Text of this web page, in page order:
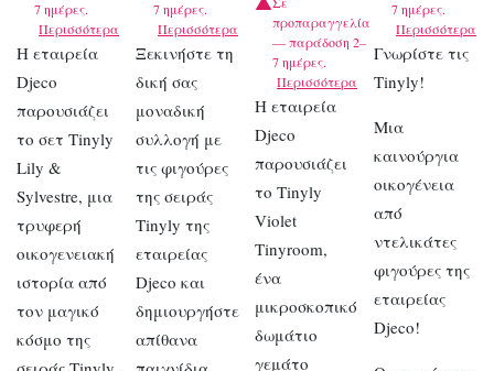
7 ημέρες.
Περισσότερα
Η εταιρεία
Djeco
παρουσιάζει
το σετ Tinyly
Lily &
Sylvestre, μια
τρυφερή
οικογενειακή
ιστορία από
τον μαγικό
κόσμο της
7 ημέρες.
Περισσότερα
Ξεκινήστε τη
δική σας
μοναδική
συλλογή με
τις φιγούρες
της σειράς
Tinyly της
εταιρείας
Djeco και
δημιουργήστε
απίθανα
προπαραγγελία
— παράδοση 2–
7 ημέρες.
Περισσότερα
Η εταιρεία
Djeco
παρουσιάζει
το Tinyly
Violet
Tinyroom,
ένα
μικροσκοπικό
δωμάτιο
γεμάτο
7 ημέρες.
Περισσότερα
Γνωρίστε τις
Tinyly!
Μια
καινούργια
οικογένεια
από
ντελικάτες
φιγούρες της
εταιρείας
Djeco!